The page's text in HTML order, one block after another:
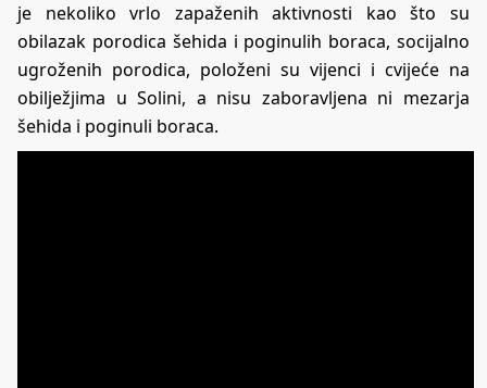
je nekoliko vrlo zapaženih aktivnosti kao što su
obilazak porodica šehida i poginulih boraca, socijalno
ugroženih porodica, položeni su vijenci i cvijeće na
obilježjima u Solini, a nisu zaboravljena ni mezarja
šehida i poginuli boraca.